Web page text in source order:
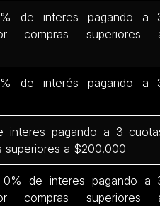
de interes pagando a
compras superiores
de interés pagando a
interes pagando a 3
superiores a $200.000
0% de interes pagando a
compras superiores